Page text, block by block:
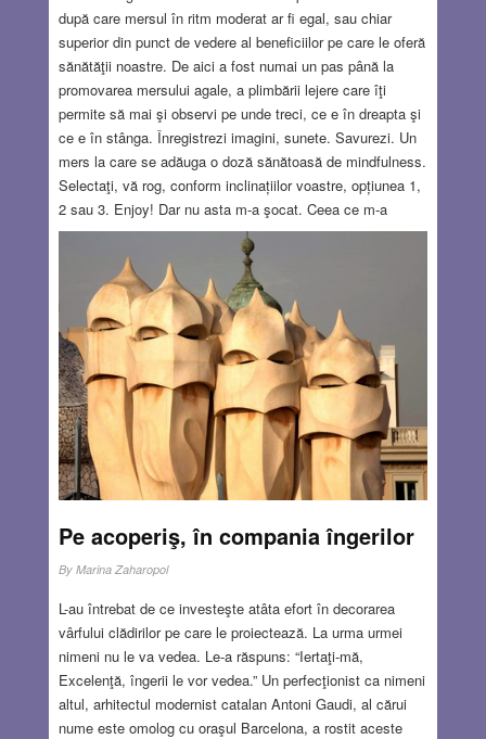
după care mersul în ritm moderat ar fi egal, sau chiar
superior din punct de vedere al beneficiilor pe care le oferă
sănătăţii noastre. De aici a fost numai un pas până la
promovarea mersului agale, a plimbării lejere care îţi
permite să mai şi observi pe unde treci, ce e în dreapta şi
ce e în stânga. Înregistrezi imagini, sunete. Savurezi. Un
mers la care se adăuga o doză sănătoasă de mindfulness.
Selectaţi, vă rog, conform inclinațiilor voastre, opțiunea 1,
2 sau 3. Enjoy! Dar nu asta m-a şocat. Ceea ce m-a
surprins este că autorul articolului denumeşte plimbarea în
pas măsurat flanat şi ca să ilustreze sensul termenului “a
flana,” ilustraţia de frontispiciu arată o femeie plimbându-
se agale pe o cărare din pădure. Pentru mine, “a flana”
denota numai şi numai o plimbare la pas domol într-un
oraş aglomerat. Să te pierzi în anonimatul unei mulţimi. Un
cuvânt cu un sens strict citadin. Vă amintiţi de şlagărul lui
Yves Montand Sur les Grands Boulevards?
Read more…
DEC 29, 2022 16 COMMENTS
Pe acoperiş, în compania îngerilor
By Marina Zaharopol
L-au întrebat de ce investeşte atâta efort în decorarea
vârfului clădirilor pe care le proiectează. La urma urmei
nimeni nu le va vedea. Le-a răspuns: “Iertaţi-mă,
Excelenţă, îngerii le vor vedea.” Un perfecţionist ca nimeni
altul, arhitectul modernist catalan Antoni Gaudi, al cărui
nume este omolog cu oraşul Barcelona, a rostit aceste